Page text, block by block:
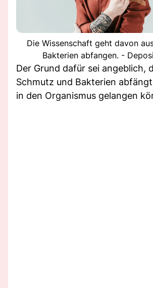
Die Wissenschaft geht davon
Bakterien abfangen. -
Der Grund dafür sei angeblich,
Schmutz und Bakterien
in den Organismus gelangen